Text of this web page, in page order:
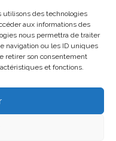
utilisons des technologies
aux informations des
nous permettra de traiter
navigation ou les ID uniques
retirer son consentement
et fonctions.